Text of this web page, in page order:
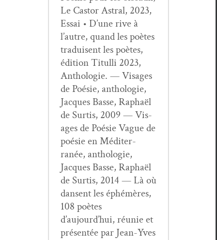
Le Cas­tor Astral, 2023,
Essai • D’une rive à
l’autre, quand les poètes
traduisent les poètes,
édi­tion Tit­ul­li 2023,
Antholo­gie. — Vis­ages
de Poésie, antholo­gie,
Jacques Basse, Raphaël
de Sur­tis, 2009 — Vis­
ages de Poésie Vague de
poésie en Méditer­
ranée, antholo­gie,
Jacques Basse, Raphaël
de Sur­tis, 2014 — Là où
dansent les éphémères,
108 poètes
d’aujourd’hui, réu­nie et
présen­tée par Jean-Yves